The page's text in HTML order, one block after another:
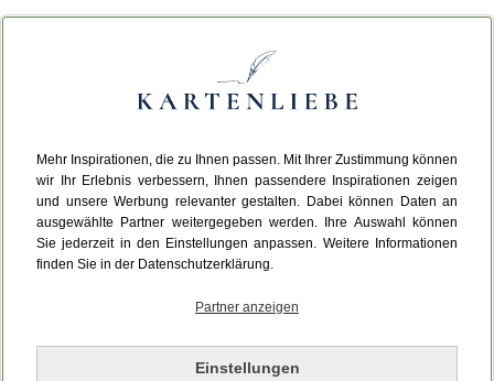
Mehr Inspirationen, die zu Ihnen passen. Mit Ihrer Zustimmung können
wir Ihr Erlebnis verbessern, Ihnen passendere Inspirationen zeigen
und unsere Werbung relevanter gestalten. Dabei können Daten an
ausgewählte Partner weitergegeben werden. Ihre Auswahl können
Sie jederzeit in den Einstellungen anpassen. Weitere Informationen
finden Sie in der Datenschutzerklärung.
Partner anzeigen
Einstellungen